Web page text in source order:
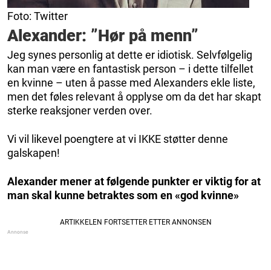
Foto: Twitter
Alexander: ”Hør på menn”
Jeg synes personlig at dette er idiotisk. Selvfølgelig
kan man være en fantastisk person – i dette tilfellet
en kvinne – uten å passe med Alexanders ekle liste,
men det føles relevant å opplyse om da det har skapt
sterke reaksjoner verden over.
Vi vil likevel poengtere at vi IKKE støtter denne
galskapen!
Alexander mener at følgende punkter er viktig for at
man skal kunne betraktes som en «god kvinne»